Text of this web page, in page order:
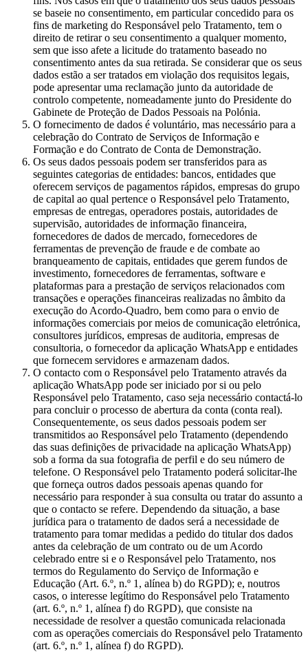
se baseie no consentimento, em particular concedido para os
fins de marketing do Responsável pelo Tratamento, tem o
direito de retirar o seu consentimento a qualquer momento,
sem que isso afete a licitude do tratamento baseado no
consentimento antes da sua retirada. Se considerar que os seus
dados estão a ser tratados em violação dos requisitos legais,
pode apresentar uma reclamação junto da autoridade de
controlo competente, nomeadamente junto do Presidente do
Gabinete de Proteção de Dados Pessoais na Polónia.
O fornecimento de dados é voluntário, mas necessário para a
celebração do Contrato de Serviços de Informação e
Formação e do Contrato de Conta de Demonstração.
Os seus dados pessoais podem ser transferidos para as
seguintes categorias de entidades: bancos, entidades que
oferecem serviços de pagamentos rápidos, empresas do grupo
de capital ao qual pertence o Responsável pelo Tratamento,
empresas de entregas, operadores postais, autoridades de
supervisão, autoridades de informação financeira,
fornecedores de dados de mercado, fornecedores de
ferramentas de prevenção de fraude e de combate ao
branqueamento de capitais, entidades que gerem fundos de
investimento, fornecedores de ferramentas, software e
plataformas para a prestação de serviços relacionados com
transações e operações financeiras realizadas no âmbito da
execução do Acordo-Quadro, bem como para o envio de
informações comerciais por meios de comunicação eletrónica,
consultores jurídicos, empresas de auditoria, empresas de
consultoria, o fornecedor da aplicação WhatsApp e entidades
que fornecem servidores e armazenam dados.
O contacto com o Responsável pelo Tratamento através da
aplicação WhatsApp pode ser iniciado por si ou pelo
Responsável pelo Tratamento, caso seja necessário contactá-lo
para concluir o processo de abertura da conta (conta real).
Consequentemente, os seus dados pessoais podem ser
transmitidos ao Responsável pelo Tratamento (dependendo
das suas definições de privacidade na aplicação WhatsApp)
sob a forma da sua fotografia de perfil e do seu número de
telefone. O Responsável pelo Tratamento poderá solicitar-lhe
que forneça outros dados pessoais apenas quando for
necessário para responder à sua consulta ou tratar do assunto a
que o contacto se refere. Dependendo da situação, a base
jurídica para o tratamento de dados será a necessidade de
tratamento para tomar medidas a pedido do titular dos dados
antes da celebração de um contrato ou de um Acordo
celebrado entre si e o Responsável pelo Tratamento, nos
termos do Regulamento do Serviço de Informação e
Educação (Art. 6.º, n.º 1, alínea b) do RGPD); e, noutros
casos, o interesse legítimo do Responsável pelo Tratamento
(art. 6.º, n.º 1, alínea f) do RGPD), que consiste na
necessidade de resolver a questão comunicada relacionada
com as operações comerciais do Responsável pelo Tratamento
(art. 6.º, n.º 1, alínea f) do RGPD).